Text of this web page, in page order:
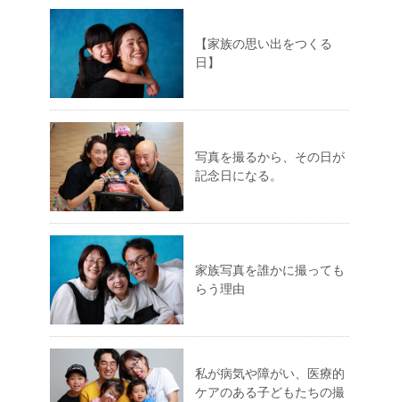
【家族の思い出をつくる
日】
写真を撮るから、その日が
記念日になる。
家族写真を誰かに撮っても
らう理由
私が病気や障がい、医療的
ケアのある子どもたちの撮